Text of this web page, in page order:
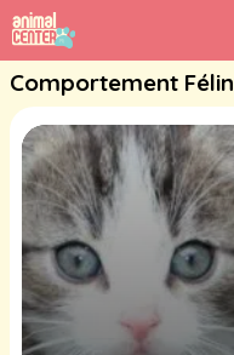
Aller
au
contenu
Comportement Félin